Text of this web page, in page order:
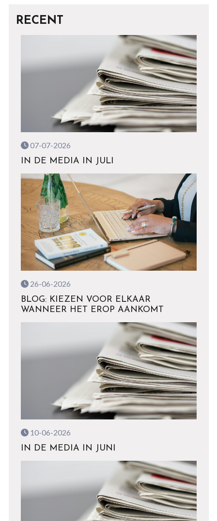
RECENT
07-07-2026
IN DE MEDIA IN JULI
26-06-2026
BLOG: KIEZEN VOOR ELKAAR
WANNEER HET EROP AANKOMT
10-06-2026
IN DE MEDIA IN JUNI